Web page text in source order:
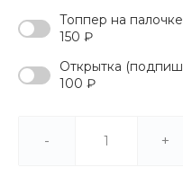
Топпер на
150 ₽
Открытка
100 ₽
- +